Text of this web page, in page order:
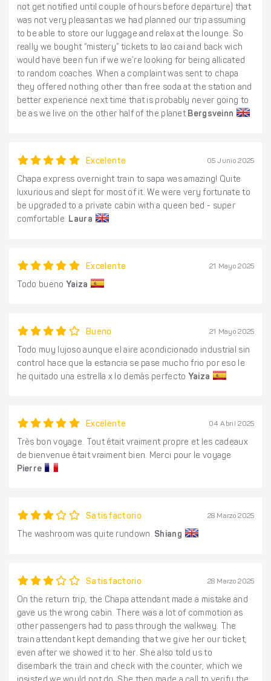
not get notified until couple of hours before departure) that
was not very pleasant as we had planned our trip assuming
to be able to store our luggage and relax at the lounge. So
really we bought “mistery” tickets to lao cai and back wich
would have been fun if we we’re looking for being allicated
to random coaches. When a complaint was sent to chapa
they offered nothing other than free soda at the station and
better experience next time that is probably never going to
be as we live on the other half of the planet Bergsveinn
Excelente 05 Junio 2025
Chapa express overnight train to sapa was amazing! Quite
luxurious and slept for most of it. We were very fortunate to
be upgraded to a private cabin with a queen bed - super
comfortable. Laura
Excelente 21 Mayo 2025
Todo bueno Yaiza
Bueno 21 Mayo 2025
Todo muy lujoso aunque el aire acondicionado industrial sin
control hace que la estancia se pase mucho frio por eso le
he quitado una estrella x lo demás perfecto Yaiza
Excelente 04 Abril 2025
Très bon voyage. Tout était vraiment propre et les cadeaux
de bienvenue était vraiment bien. Merci pour le voyage
Pierre
Satisfactorio 28 Marzo 2025
The washroom was quite rundown. Shiang
Satisfactorio 28 Marzo 2025
On the return trip, the Chapa attendant made a mistake and
gave us the wrong cabin. There was a lot of commotion as
other passengers had to pass through the walkway. The
train attendant kept demanding that we give her our ticket,
even after we showed it to her. She also told us to
disembark the train and check with the counter, which we